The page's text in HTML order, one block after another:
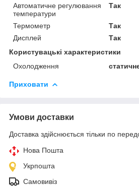
Автоматичне регулювання
температури
Так
Термометр
Так
Дисплей
Так
Користувацькі характеристики
Охолодження
Приховати
Умови доставки
Доставка здійснюється тільки по
Нова Пошта
Укрпошта
Самовивіз